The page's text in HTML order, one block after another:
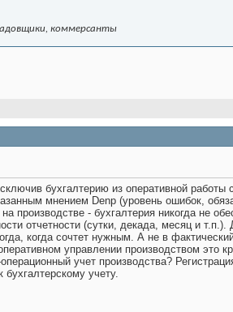
коммерсанты
бухгалтерию из оперативной работы
мнением Denp (уровень ошибок,
производстве - бухгалтерия никогда не
отчетности (сутки, декада, месяц и
когда сочтет нужным. А не в
управлении производством это
учет производства?
учету.